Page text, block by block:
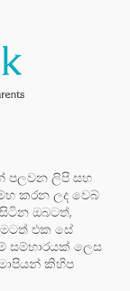
පලවන ලිපි සහ
කරන ලද වෙබ්
සිටින ඔබටත්,
එක සේ
සම්භාරයක් ලෙස
කිහිප